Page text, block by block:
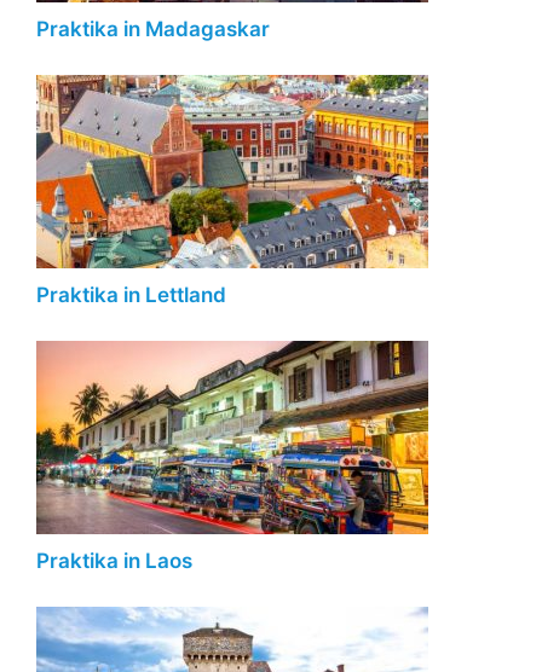
Praktika in Madagaskar
Praktika in Lettland
Praktika in Laos